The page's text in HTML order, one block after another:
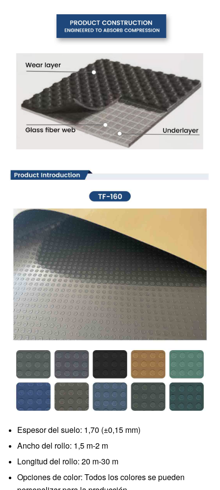
Espesor del suelo: 1,70 (±0,15 mm)
Ancho del rollo: 1,5 m-2 m
Longitud del rollo: 20 m-30 m
Opciones de color: Todos los colores se pueden